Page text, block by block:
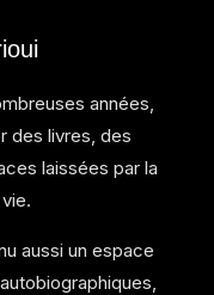
années,
des livres, des
laissées par la
aussi un espace